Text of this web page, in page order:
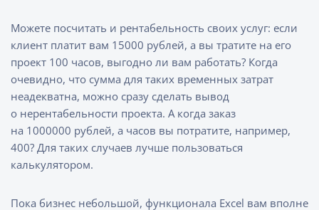
Можете посчитать и рентабельность своих услуг: если
клиент платит вам 15000 рублей, а вы тратите на его
проект 100 часов, выгодно ли вам работать? Когда
очевидно, что сумма для таких временных затрат
неадекватна, можно сразу сделать вывод
о нерентабельности проекта. А когда заказ
на 1000000 рублей, а часов вы потратите, например,
400? Для таких случаев лучше пользоваться
калькулятором.
Пока бизнес небольшой, функционала Excel вам вполне